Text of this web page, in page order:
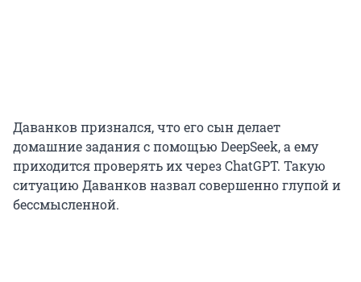
Даванков признался, что его сын делает
домашние задания с помощью DeepSeek, а ему
приходится проверять их через ChatGPT. Такую
ситуацию Даванков назвал совершенно глупой и
бессмысленной.